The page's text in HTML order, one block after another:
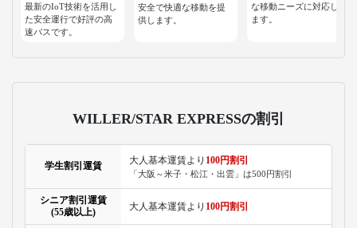
最新のIoT技術を活用し
た安全運行で好評の高
速バスです。
安全で快適な移動を提
供します。
な移動ニーズに対応し
ます。
WILLER/STAR EXPRESSの割引
学生割引運賃
大人基本運賃より 100円割引
「大阪～米子・松江・出雲」は500円割引
シニア割引運賃
(55歳以上)
大人基本運賃より 100円割引